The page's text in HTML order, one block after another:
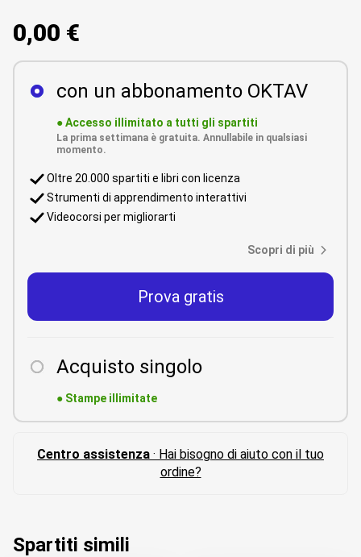
0,00 €
con un abbonamento OKTAV
●Accesso illimitato a tutti gli spartiti
La prima settimana è gratuita. Annullabile in qualsiasi
momento.
Oltre 20.000 spartiti e libri con licenza
Strumenti di apprendimento interattivi
Videocorsi per migliorarti
Scopri di più
Prova gratis
Acquisto singolo
● Stampe illimitate
Centro assistenza · Hai bisogno di aiuto con il tuo
ordine?
Spartiti simili